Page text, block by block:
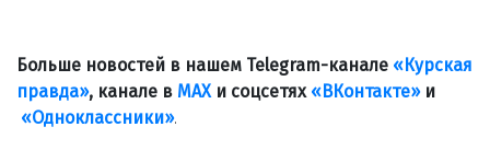
Больше новостей в нашем Telegram-канале «Курская
правда», канале в МАХи соцсетях «ВКонтакте»и
«Одноклассники».